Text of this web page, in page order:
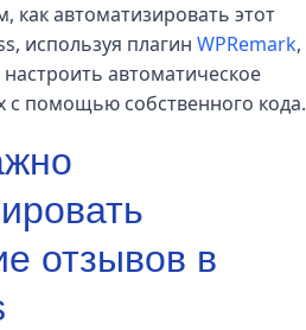
как автоматизировать этот
используя плагин WPRemark
автоматическое
с помощью собственного кода.
отзывов в